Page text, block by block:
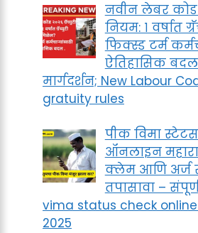
नवीन लेबर कोड
नियम: १ वर्षात
फिक्स्ड टर्म
ऐतिहासिक
मार्गदर्शन; New Labour
gratuity rules
पीक विमा
ऑनलाइन
क्लेम आणि अर्ज
तपासावा –
vima status check
2025